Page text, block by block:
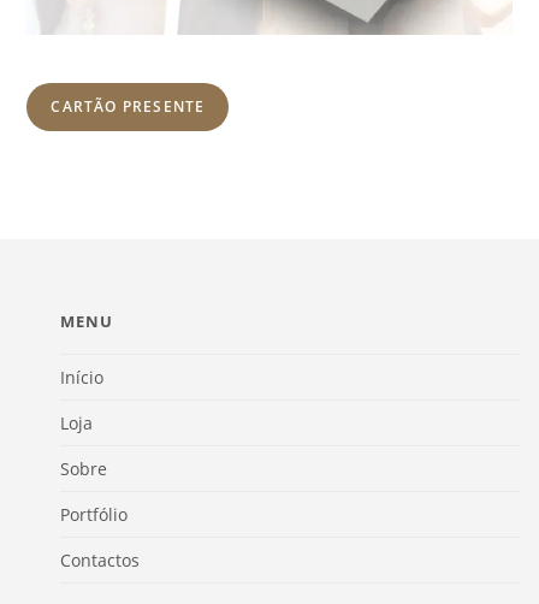
CARTÃO PRESENTE
MENU
Início
Loja
Sobre
Portfólio
Contactos